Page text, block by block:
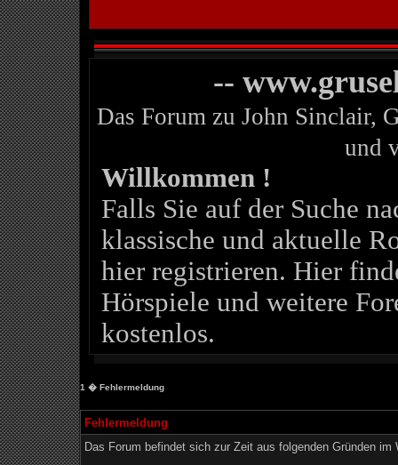
--
Das Forum zu John Sinclair,
und
Willkommen !
Falls Sie auf der Suche
klassische und aktuelle
hier registrieren. Hier
Hörspiele und weitere
kostenlos.
1 � Fehlermeldung
Fehlermeldung
Das Forum befindet sich zur Zeit aus folgenden Gründen im